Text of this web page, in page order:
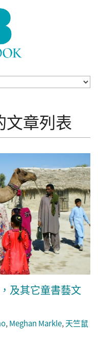
章列表
及其它童書藝文
,Meghan Markle,天竺鼠